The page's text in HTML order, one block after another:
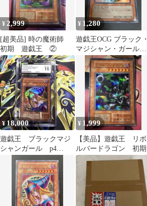
¥ 2,999
[超美品] 時の魔術師
初期 遊戯王 ②
¥ 1,280
遊戯王OCG ブラック・
マジシャン・ガール
LE5-002 初期
¥ 18,000
遊戯王 ブラックマジ
シャンガール p4
¥ 1,999
【美品】遊戯王 リボ
ルバードラゴン 初期